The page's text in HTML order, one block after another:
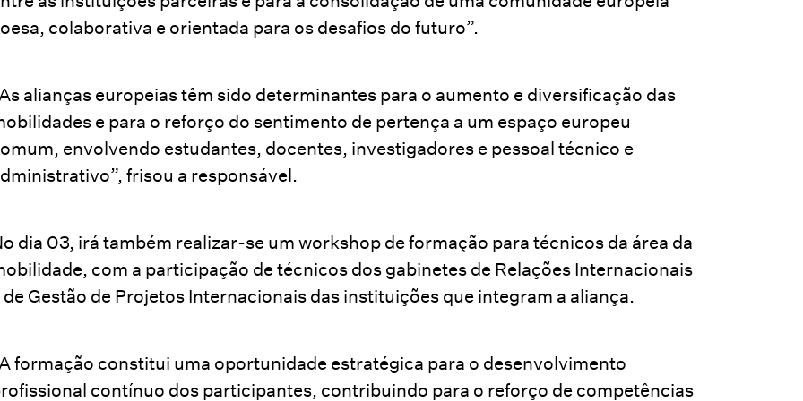
colaborativa e orientada para os desafios do futuro”.
alianças europeias têm sido determinantes para o aumento e diversificação das
e para o reforço do sentimento de pertença a um espaço europeu
envolvendo estudantes, docentes, investigadores e pessoal técnico e
frisou a responsável.
dia 03, irá também realizar-se um workshop de formação para técnicos da área da
com a participação de técnicos dos gabinetes de Relações Internacionais
de Gestão de Projetos Internacionais das instituições que integram a aliança.
formação constitui uma oportunidade estratégica para o desenvolvimento
contínuo dos participantes, contribuindo para o reforço de competências